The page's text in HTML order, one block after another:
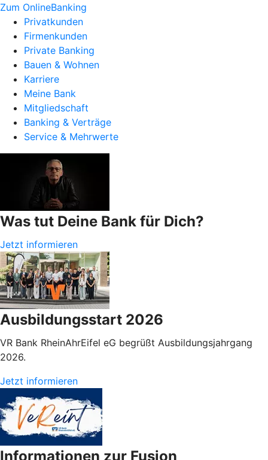
Zum OnlineBanking
Privatkunden
Firmenkunden
Private Banking
Bauen & Wohnen
Karriere
Meine Bank
Mitgliedschaft
Banking & Verträge
Service & Mehrwerte
Was tut Deine Bank für Dich?
Jetzt informieren
Ausbildungsstart 2026
VR Bank RheinAhrEifel eG begrüßt Ausbildungsjahrgang
2026.
Jetzt informieren
Informationen zur Fusion